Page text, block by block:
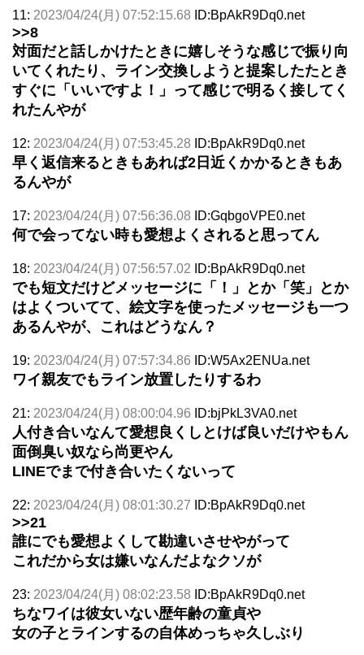
11: 2023/04/24(月) 07:52:15.68 ID:BpAkR9Dq0.net
>>8
対面だと話しかけたときに嬉しそうな感じで振り向
いてくれたり、ライン交換しようと提案したたとき
すぐに「いいですよ！」って感じで明るく接してく
れたんやが
12: 2023/04/24(月) 07:53:45.28 ID:BpAkR9Dq0.net
早く返信来るときもあれば2日近くかかるときもあ
るんやが
17: 2023/04/24(月) 07:56:36.08 ID:GqbgoVPE0.net
何で会ってない時も愛想よくされると思ってん
18: 2023/04/24(月) 07:56:57.02 ID:BpAkR9Dq0.net
でも短文だけどメッセージに「！」とか「笑」とか
はよくついてて、絵文字を使ったメッセージも一つ
あるんやが、これはどうなん？
19: 2023/04/24(月) 07:57:34.86 ID:W5Ax2ENUa.net
ワイ親友でもライン放置したりするわ
21: 2023/04/24(月) 08:00:04.96 ID:bjPkL3VA0.net
人付き合いなんて愛想良くしとけば良いだけやもん
面倒臭い奴なら尚更やん
LINEでまで付き合いたくないって
22: 2023/04/24(月) 08:01:30.27 ID:BpAkR9Dq0.net
>>21
誰にでも愛想よくして勘違いさせやがって
これだから女は嫌いなんだよなクソが
23: 2023/04/24(月) 08:02:23.58 ID:BpAkR9Dq0.net
ちなワイは彼女いない歴年齢の童貞や
女の子とラインするの自体めっちゃ久しぶり